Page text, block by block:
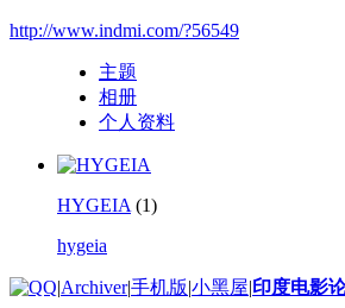
http://www.indmi.com/?56549
主题
相册
个人资料
HYGEIA (1)
hygeia
|Archiver|手机版|小黑屋|印度电影